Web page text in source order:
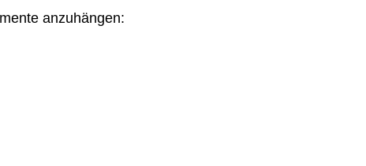
anzuhängen: